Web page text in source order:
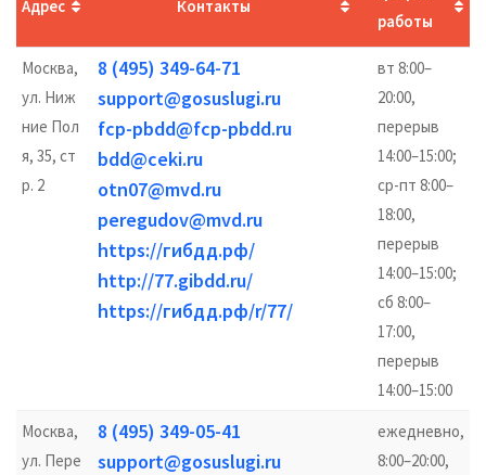
Адрес Контакты
работы
Москва,
ул. Ниж
ние Пол
я, 35, ст
р. 2
8 (495) 349-64-71
support@gosuslugi.ru
fcp-pbdd@fcp-pbdd.ru
bdd@ceki.ru
otn07@mvd.ru
peregudov@mvd.ru
https://гибдд.рф/
http://77.gibdd.ru/
https://гибдд.рф/r/77/
вт 8:00–
20:00,
перерыв
14:00–15:00;
ср-пт 8:00–
18:00,
перерыв
14:00–15:00;
сб 8:00–
17:00,
перерыв
14:00–15:00
Москва,
ул. Пере
8 (495) 349-05-41
support@gosuslugi.ru
ежедневно,
8:00–20:00,